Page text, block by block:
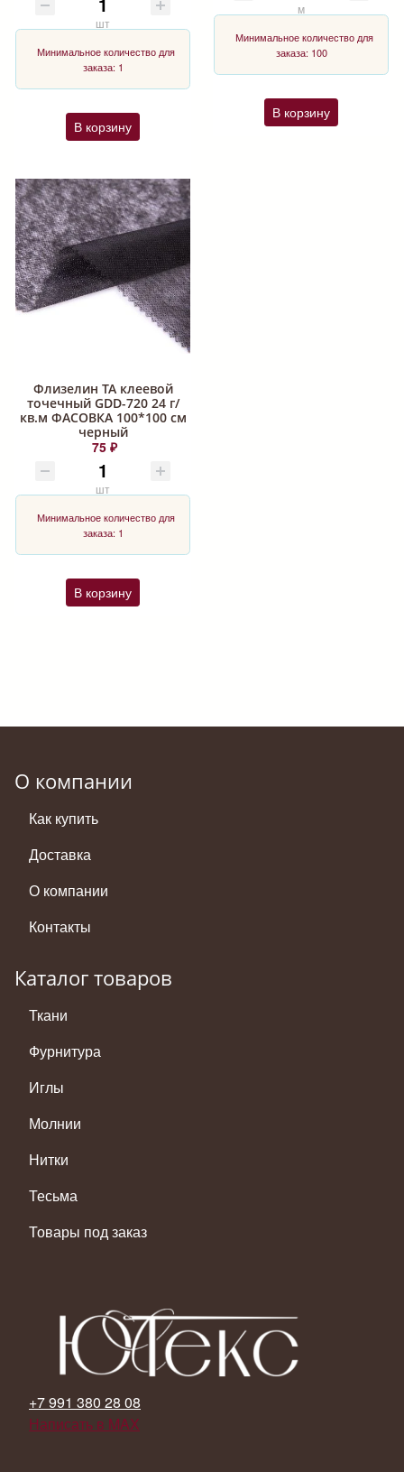
шт
Минимальное количество для
заказа: 1
В корзину
м
Минимальное количество для
заказа: 100
В корзину
Флизелин ТА клеевой
точечный GDD-720 24 г/
кв.м ФАСОВКА 100*100 см
черный
75 ₽
шт
Минимальное количество для
заказа: 1
В корзину
О компании
Как купить
Доставка
О компании
Контакты
Каталог товаров
Ткани
Фурнитура
Иглы
Молнии
Нитки
Тесьма
Товары под заказ
+7 991 380 28 08
Написать в MAX